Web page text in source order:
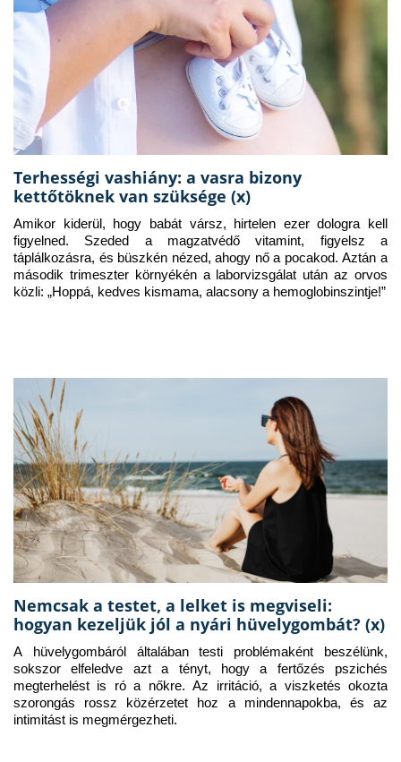
Terhességi vashiány: a vasra bizony
kettőtöknek van szüksége (x)
Amikor kiderül, hogy babát vársz, hirtelen ezer dologra kell
figyelned. Szeded a magzatvédő vitamint, figyelsz a
táplálkozásra, és büszkén nézed, ahogy nő a pocakod. Aztán a
második trimeszter környékén a laborvizsgálat után az orvos
közli: „Hoppá, kedves kismama, alacsony a hemoglobinszintje!”
Nemcsak a testet, a lelket is megviseli:
hogyan kezeljük jól a nyári hüvelygombát? (x)
A hüvelygombáról általában testi problémaként beszélünk,
sokszor elfeledve azt a tényt, hogy a fertőzés pszichés
megterhelést is ró a nőkre. Az irritáció, a viszketés okozta
szorongás rossz közérzetet hoz a mindennapokba, és az
intimitást is megmérgezheti.